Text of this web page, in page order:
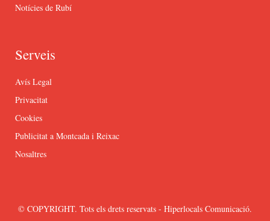
Notícies de Rubí
Serveis
Avís Legal
Privacitat
Cookies
Publicitat a Montcada i Reixac
Nosaltres
© COPYRIGHT. Tots els drets reservats - Hiperlocals Comunicació.